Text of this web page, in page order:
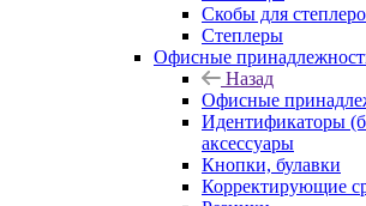
Скобы для
Степлеры
Офисные
Назад
Офисные
Идентификаторы
аксессуары
Кнопки, булавки
Корректирующие